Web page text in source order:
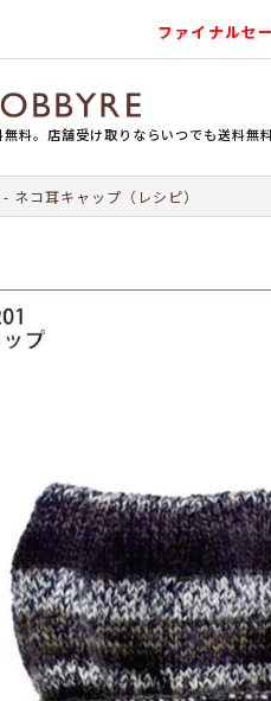
ファイナルセ
料。店舗受け取りならいつでも送料無
ネコ耳キャップ（レシピ）